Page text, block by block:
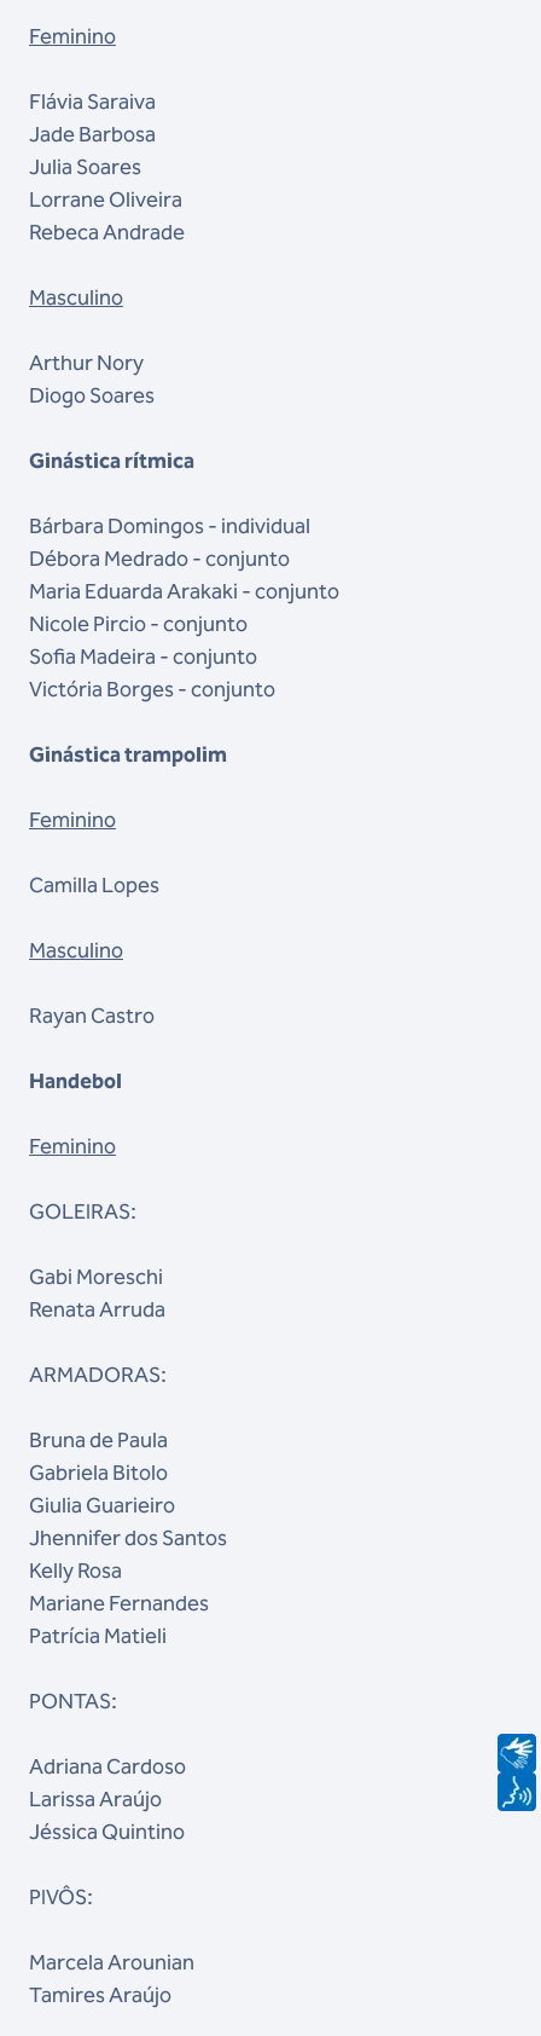
Feminino
Flávia Saraiva
Jade Barbosa
Julia Soares
Lorrane Oliveira
Rebeca Andrade
Masculino
Arthur Nory
Diogo Soares
Ginástica rítmica
Bárbara Domingos - individual
Débora Medrado - conjunto
Maria Eduarda Arakaki - conjunto
Nicole Pircio - conjunto
Sofia Madeira - conjunto
Victória Borges - conjunto
Ginástica trampolim
Feminino
Camilla Lopes
Masculino
Rayan Castro
Handebol
Feminino
GOLEIRAS:
Gabi Moreschi
Renata Arruda
ARMADORAS:
Bruna de Paula
Gabriela Bitolo
Giulia Guarieiro
Jhennifer dos Santos
Kelly Rosa
Mariane Fernandes
Patrícia Matieli
PONTAS:
Adriana Cardoso
Larissa Araújo
Jéssica Quintino
PIVÔS:
Marcela Arounian
Tamires Araújo